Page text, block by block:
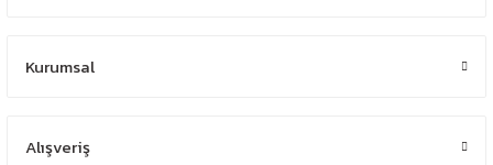
Kurumsal
Alışveriş